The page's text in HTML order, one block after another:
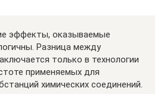
эффекты, оказываемые
Разница между
только в технологии
применяемых для
химических соединений.